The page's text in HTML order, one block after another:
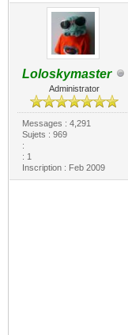
Loloskymaster
Administrator
Messages : 4,291
Sujets : 969
:
: 1
Inscription : Feb 2009